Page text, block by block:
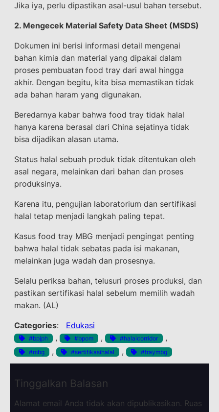
Jika iya, perlu dipastikan asal-usul bahan tersebut.
2. Mengecek Material Safety Data Sheet (MSDS)
Dokumen ini berisi informasi detail mengenai
bahan kimia dan material yang dipakai dalam
proses pembuatan food tray dari awal hingga
akhir. Dengan begitu, kita bisa memastikan tidak
ada bahan haram yang digunakan.
Beredarnya kabar bahwa food tray tidak halal
hanya karena berasal dari China sejatinya tidak
bisa dijadikan alasan utama.
Status halal sebuah produk tidak ditentukan oleh
asal negara, melainkan dari bahan dan proses
produksinya.
Karena itu, pengujian laboratorium dan sertifikasi
halal tetap menjadi langkah paling tepat.
Kasus food tray MBG menjadi pengingat penting
bahwa halal tidak sebatas pada isi makanan,
melainkan juga wadah dan prosesnya.
Selalu periksa bahan, telusuri proses produksi, dan
pastikan sertifikasi halal sebelum memilih wadah
makan. (AL)
Categories: Edukasi
#bpjph , #bpom , #halalcorridor ,
#mbg , #sertifikasihalal , #traymbg
Tinggalkan Balasan
Alamat email Anda tidak akan dipublikasikan. Ruas